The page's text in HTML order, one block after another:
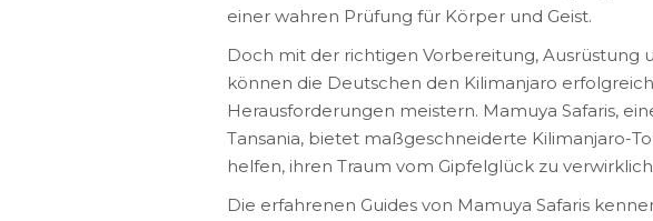
einer wahren Prüfung für Körper und Geist.
Doch mit der richtigen Vorbereitung, Ausrüstung
können die Deutschen den Kilimanjaro
Herausforderungen meistern. Mamuya Safaris,
Tansania, bietet maßgeschneiderte Kilimanjaro-
helfen, ihren Traum vom Gipfelglück zu
Die erfahrenen Guides von Mamuya Safaris